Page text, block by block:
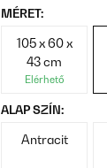
MÉRET:
105 x 60 x
43 cm
Elérhető
ALAP SZÍN:
Antracit